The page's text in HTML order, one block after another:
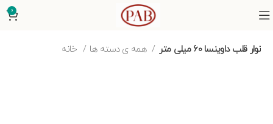
0
همه ی دسته ها نوار قلب داوینسا ۶۰ میلی متر